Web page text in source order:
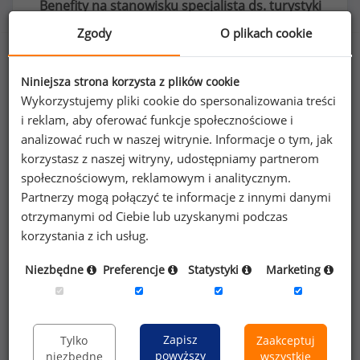
Benefity na stanowisku specjalista ds. turystyki
47%
karnety na siłownie i do klubów fitness
Poszukujesz szczegółowych danych o
lub na innych stanowiskach?
Zgody O plikach cookie
Niniejsza strona korzysta z plików cookie
Wykorzystujemy pliki cookie do spersonalizowania treści
i reklam, aby oferować funkcje społecznościowe i
analizować ruch w naszej witrynie. Informacje o tym, jak
korzystasz z naszej witryny, udostępniamy partnerom
społecznościowym, reklamowym i analitycznym.
Partnerzy mogą połączyć te informacje z innymi danymi
otrzymanymi od Ciebie lub uzyskanymi podczas
korzystania z ich usług.
Niezbędne Preferencje Statystyki Marketing
Tylko
niezbędne
Zapisz
powyższy
Zaakceptuj
wszystkie